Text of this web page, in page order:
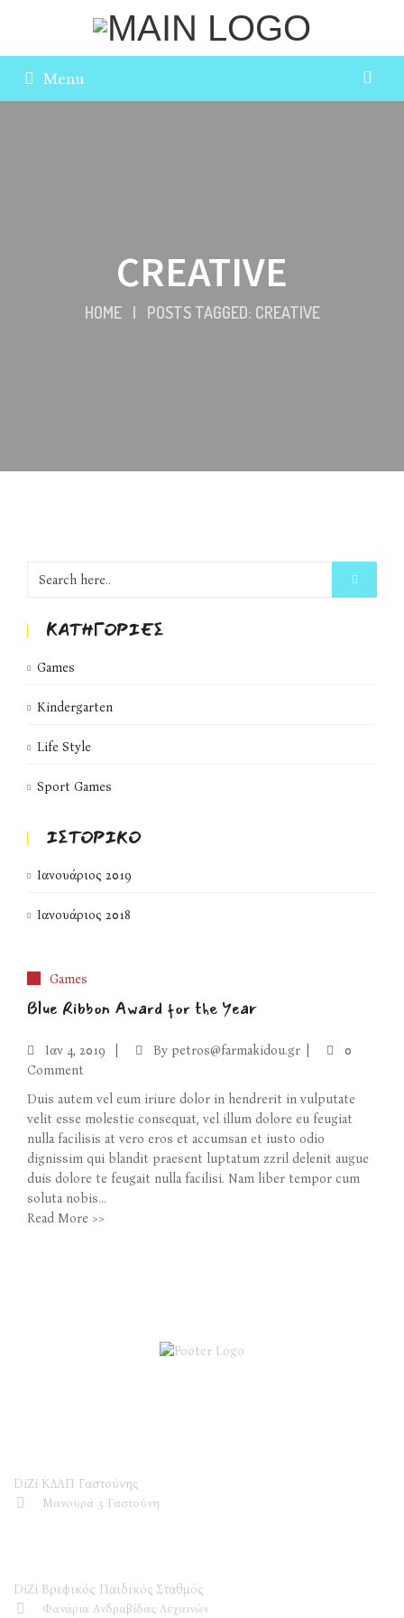
Menu
CREATIVE
HOME | POSTS TAGGED: CREATIVE
KΑΤΗΓΟΡΊΕΣ
Games
Kindergarten
Life Style
Sport Games
ΙΣΤΟΡΙΚΌ
Ιανουάριος 2019
Ιανουάριος 2018
Games
Blue Ribbon Award for the Year
Ιαν 4, 2019 By petros@farmakidou.gr
0
Comment
Duis autem vel eum iriure dolor in hendrerit in vulputate
velit esse molestie consequat, vel illum dolore eu feugiat
nulla facilisis at vero eros et accumsan et iusto odio
dignissim qui blandit praesent luptatum zzril delenit augue
duis dolore te feugait nulla facilisi. Nam liber tempor cum
soluta nobis...
Read More >>
DiZi ΚΔΑΠ Γαστούνης
Μανουρά 3 Γαστούνη
DiZi Βρεφικός Παιδικός Σταθμός
Φανάρια Ανδραβίδας Λεχαινών